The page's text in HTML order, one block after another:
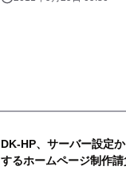
DK-HP、サーバー設定
するホームページ制作